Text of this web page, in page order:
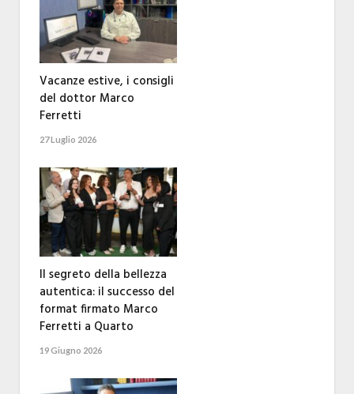
Vacanze estive, i consigli
del dottor Marco
Ferretti
27 Luglio 2026
Il segreto della bellezza
autentica: il successo del
format firmato Marco
Ferretti a Quarto
19 Giugno 2026